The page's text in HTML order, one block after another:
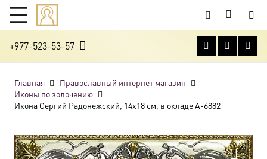
+977-523-53-57
Главная
Православный интернет магазин
Иконы по золочению
Икона Сергий Радонежский, 14х18 см, в окладе A-6882